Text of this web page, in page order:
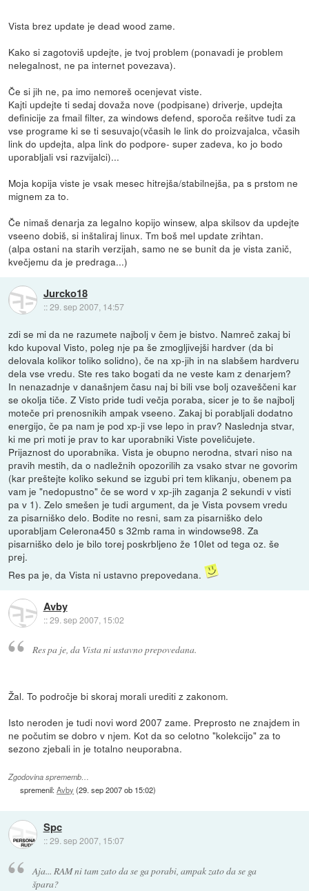
Vista brez update je dead wood zame.
Kako si zagotoviš updejte, je tvoj problem (ponavadi je problem
nelegalnost, ne pa internet povezava).
Če si jih ne, pa imo nemoreš ocenjevat viste.
Kajti updejte ti sedaj dovaža nove (podpisane) driverje, updejta
definicije za fmail filter, za windows defend, sporoča rešitve tudi za
vse programe ki se ti sesuvajo(včasih le link do proizvajalca, včasih
link do updejta, alpa link do podpore- super zadeva, ko jo bodo
uporabljali vsi razvijalci)...
Moja kopija viste je vsak mesec hitrejša/stabilnejša, pa s prstom ne
mignem za to.
Če nimaš denarja za legalno kopijo winsew, alpa skilsov da updejte
vseeno dobiš, si inštaliraj linux. Tm boš mel update zrihtan.
(alpa ostani na starih verzijah, samo ne se bunit da je vista zanič,
kvečjemu da je predraga...)
Jurcko18
::29. sep 2007, 14:57
zdi se mi da ne razumete najbolj v čem je bistvo. Namreč zakaj bi
kdo kupoval Visto, poleg nje pa še zmogljivejši hardver (da bi
delovala kolikor toliko solidno), če na xp-jih in na slabšem hardveru
dela vse vredu. Ste res tako bogati da ne veste kam z denarjem?
In nenazadnje v današnjem času naj bi bili vse bolj ozaveščeni kar
se okolja tiče. Z Visto pride tudi večja poraba, sicer je to še najbolj
moteče pri prenosnikih ampak vseeno. Zakaj bi porabljali dodatno
energijo, če pa nam je pod xp-ji vse lepo in prav? Naslednja stvar,
ki me pri moti je prav to kar uporabniki Viste poveličujete.
Prijaznost do uporabnika. Vista je obupno nerodna, stvari niso na
pravih mestih, da o nadležnih opozorilih za vsako stvar ne govorim
(kar preštejte koliko sekund se izgubi pri tem klikanju, obenem pa
vam je "nedopustno" če se word v xp-jih zaganja 2 sekundi v visti
pa v 1). Zelo smešen je tudi argument, da je Vista povsem vredu
za pisarniško delo. Bodite no resni, sam za pisarniško delo
uporabljam Celerona450 s 32mb rama in windowse98. Za
pisarniško delo je bilo torej poskrbljeno že 10let od tega oz. še
prej.
Res pa je, da Vista ni ustavno prepovedana.
Avby
::29. sep 2007, 15:02
Res pa je, da Vista ni ustavno prepovedana.
Žal. To področje bi skoraj morali urediti z zakonom.
Isto neroden je tudi novi word 2007 zame. Preprosto ne znajdem in
ne počutim se dobro v njem. Kot da so celotno "kolekcijo" za to
sezono zjebali in je totalno neuporabna.
Zgodovina sprememb…
spremenil:Avby (29. sep 2007 ob 15:02)
Spc
::29. sep 2007, 15:07
Aja... RAM ni tam zato da se ga porabi, ampak zato da se ga
špara?